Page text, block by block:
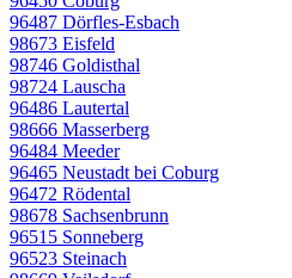
96487 Dörfles-Esbach
98673 Eisfeld
98746 Goldisthal
98724 Lauscha
96486 Lautertal
98666 Masserberg
96484 Meeder
96465 Neustadt bei Coburg
96472 Rödental
98678 Sachsenbrunn
96515 Sonneberg
96523 Steinach